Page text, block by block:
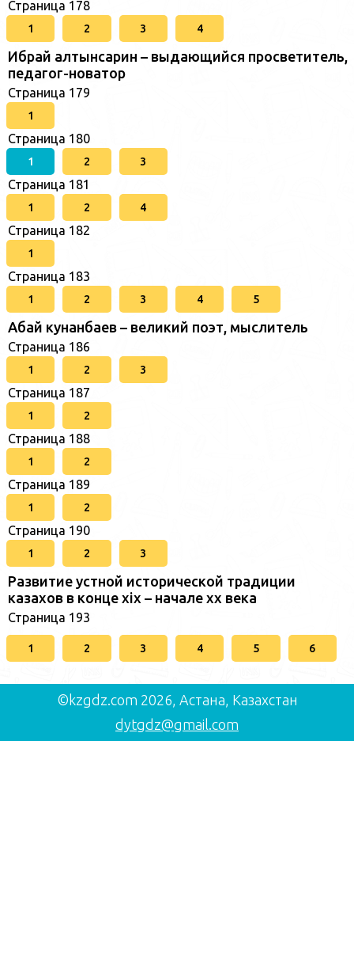
Страница 178
1 2 3 4
Ибрай алтынсарин – выдающийся просветитель,
педагог-новатор
Страница 179
1
Страница 180
1 2 3
Страница 181
1 2 4
Страница 182
1
Страница 183
1 2 3 4 5
Абай кунанбаев – великий поэт, мыслитель
Страница 186
1 2 3
Страница 187
1 2
Страница 188
1 2
Страница 189
1 2
Страница 190
1 2 3
Развитие устной исторической традиции
казахов в конце xіх – начале хх века
Страница 193
1 2 3 4 5 6
©kzgdz.com 2026, Астана, Казахстан
dytgdz@gmail.com